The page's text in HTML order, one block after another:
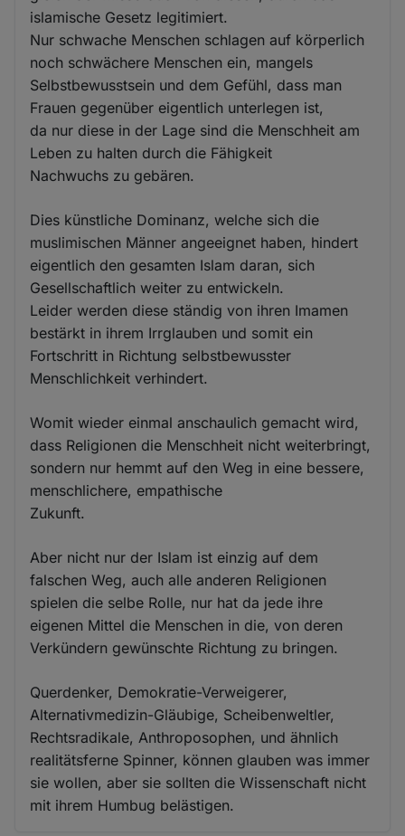
islamische Gesetz legitimiert.
Nur schwache Menschen schlagen auf körperlich
noch schwächere Menschen ein, mangels
Selbstbewusstsein und dem Gefühl, dass man
Frauen gegenüber eigentlich unterlegen ist,
da nur diese in der Lage sind die Menschheit am
Leben zu halten durch die Fähigkeit
Nachwuchs zu gebären.
Dies künstliche Dominanz, welche sich die
muslimischen Männer angeeignet haben, hindert
eigentlich den gesamten Islam daran, sich
Gesellschaftlich weiter zu entwickeln.
Leider werden diese ständig von ihren Imamen
bestärkt in ihrem Irrglauben und somit ein
Fortschritt in Richtung selbstbewusster
Menschlichkeit verhindert.
Womit wieder einmal anschaulich gemacht wird,
dass Religionen die Menschheit nicht weiterbringt,
sondern nur hemmt auf den Weg in eine bessere,
menschlichere, empathische
Zukunft.
Aber nicht nur der Islam ist einzig auf dem
falschen Weg, auch alle anderen Religionen
spielen die selbe Rolle, nur hat da jede ihre
eigenen Mittel die Menschen in die, von deren
Verkündern gewünschte Richtung zu bringen.
Querdenker, Demokratie-Verweigerer,
Alternativmedizin-Gläubige, Scheibenweltler,
Rechtsradikale, Anthroposophen, und ähnlich
realitätsferne Spinner, können glauben was immer
sie wollen, aber sie sollten die Wissenschaft nicht
mit ihrem Humbug belästigen.